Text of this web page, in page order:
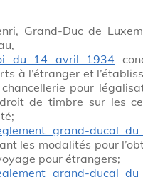
Grand-Duc de
du 14 avril 1934
à l’étranger et
pour
de timbre sur les
grand-ducal
les modalités pour
pour étrangers;
grand-ducal